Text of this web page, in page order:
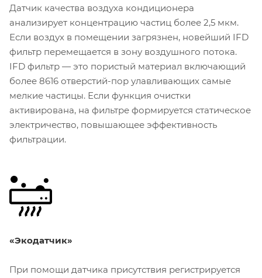
Датчик качества воздуха кондиционера
анализирует концентрацию частиц более 2,5 мкм.
Если воздух в помещении загрязнен, новейший IFD
фильтр перемещается в зону воздушного потока.
IFD фильтр — это пористый материал включающий
более 8616 отверстий-пор улавливающих самые
мелкие частицы. Если функция очистки
активирована, на фильтре формируется статическое
электричество, повышающее эффективность
фильтрации.
«Экодатчик»
При помощи датчика присутствия регистрируется